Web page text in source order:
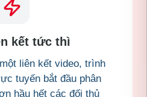
kết tức thì
liên kết video, trình
tuyến bắt đầu phân
hầu hết các đối thủ